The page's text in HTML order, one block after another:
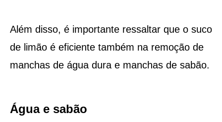
Além disso, é importante ressaltar que o suco
de limão é eficiente também na remoção de
manchas de água dura e manchas de sabão.
Água e sabão